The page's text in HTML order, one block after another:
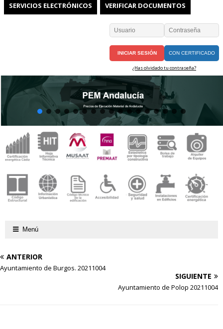
SERVICIOS ELECTRÓNICOS VERIFICAR DOCUMENTOS
CON CERTIFICADO
¿Has olvidado tu contraseña?
Menú
ANTERIOR
Ayuntamiento de Burgos. 20211004
SIGUIENTE
Ayuntamiento de Polop 20211004